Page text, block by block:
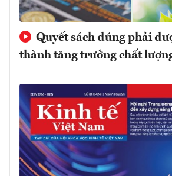
Quyết sách đúng phải
thành tăng trưởng chất